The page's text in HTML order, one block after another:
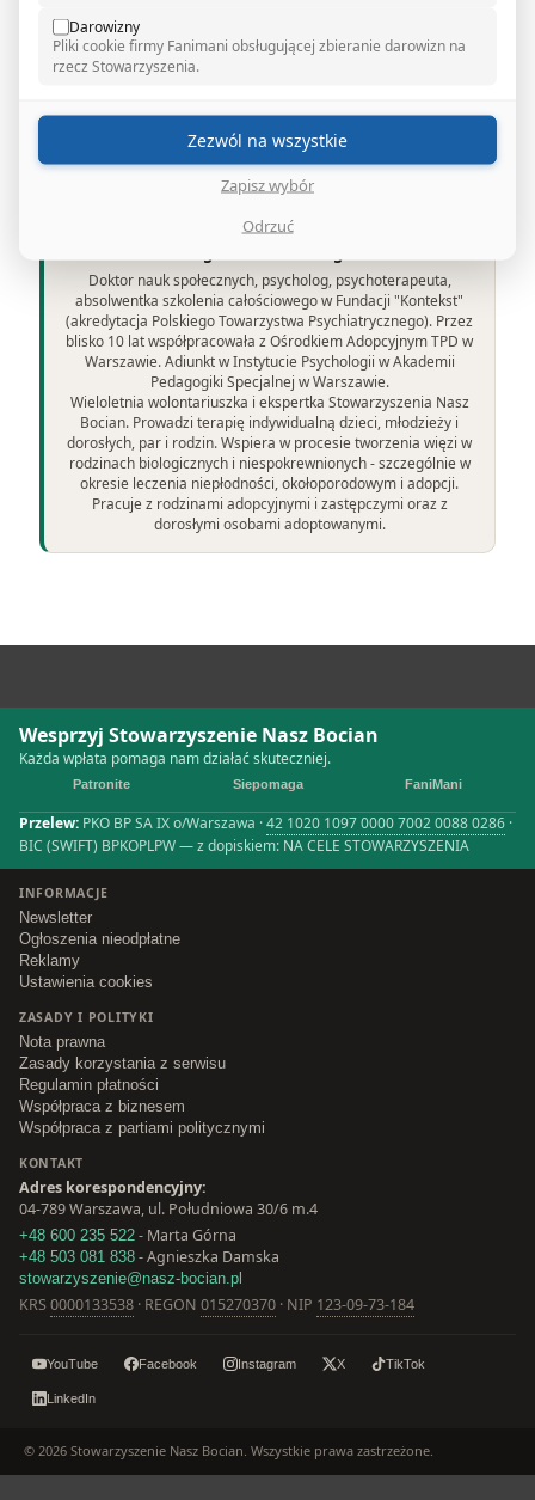
lub jedynie analiza dokumentów z okresu adopcji.
Doktor nauk społecznych, psycholog, psychoterapeuta,
absolwentka szkolenia całościowego w Fundacji "Kontekst"
(akredytacja Polskiego Towarzystwa Psychiatrycznego). Przez
blisko 10 lat współpracowała z Ośrodkiem Adopcyjnym TPD w
Warszawie. Adiunkt w Instytucie Psychologii w Akademii
Pedagogiki Specjalnej w Warszawie.
Wieloletnia wolontariuszka i ekspertka Stowarzyszenia Nasz
Bocian. Prowadzi terapię indywidualną dzieci, młodzieży i
dorosłych, par i rodzin. Wspiera w procesie tworzenia więzi w
rodzinach biologicznych i niespokrewnionych - szczególnie w
okresie leczenia niepłodności, okołoporodowym i adopcji.
Pracuje z rodzinami adopcyjnymi i zastępczymi oraz z
dorosłymi osobami adoptowanymi.
Wesprzyj Stowarzyszenie Nasz Bocian
Każda wpłata pomaga nam działać skuteczniej.
Patronite Siepomaga FaniMani
Przelew: PKO BP SA IX o/Warszawa ·42 1020 1097 0000 7002 0088 0286 ·
BIC (SWIFT) BPKOPLPW — z dopiskiem: NA CELE STOWARZYSZENIA
INFORMACJE
Newsletter
Ogłoszenia nieodpłatne
Reklamy
Ustawienia cookies
ZASADY I POLITYKI
Nota prawna
Zasady korzystania z serwisu
Regulamin płatności
Współpraca z biznesem
Współpraca z partiami politycznymi
KONTAKT
Adres korespondencyjny:
04-789 Warszawa, ul. Południowa 30/6 m.4
+48 600 235 522 - Marta Górna
+48 503 081 838 - Agnieszka Damska
stowarzyszenie@nasz-bocian.pl
KRS0000133538 · REGON 015270370 · NIP 123-09-73-184
YouTube Facebook Instagram X TikTok
LinkedIn
© 2026 Stowarzyszenie Nasz Bocian. Wszystkie prawa zastrzeżone.
Darowizny
Pliki cookie firmy Fanimani obsługującej zbieranie darowizn na
rzecz Stowarzyszenia.
Odrzuć
Zapisz wybór
Zezwól na wszystkie